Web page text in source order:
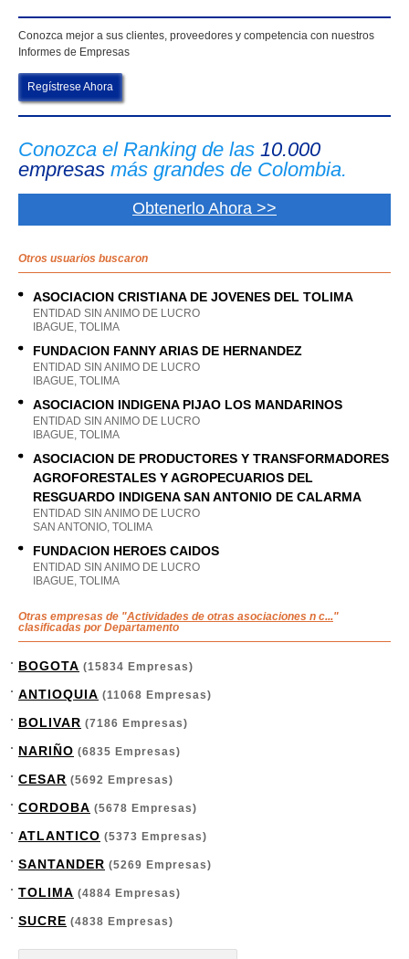
Conozca mejor a sus clientes, proveedores y competencia con nuestros
Informes de Empresas
Regístrese Ahora
Conozca el Ranking de las 10.000
empresas más grandes de Colombia.
Obtenerlo Ahora >>
Otros usuarios buscaron
ASOCIACION CRISTIANA DE JOVENES DEL TOLIMA
ENTIDAD SIN ANIMO DE LUCRO
IBAGUE, TOLIMA
FUNDACION FANNY ARIAS DE HERNANDEZ
ENTIDAD SIN ANIMO DE LUCRO
IBAGUE, TOLIMA
ASOCIACION INDIGENA PIJAO LOS MANDARINOS
ENTIDAD SIN ANIMO DE LUCRO
IBAGUE, TOLIMA
ASOCIACION DE PRODUCTORES Y TRANSFORMADORES
AGROFORESTALES Y AGROPECUARIOS DEL
RESGUARDO INDIGENA SAN ANTONIO DE CALARMA
ENTIDAD SIN ANIMO DE LUCRO
SAN ANTONIO, TOLIMA
FUNDACION HEROES CAIDOS
ENTIDAD SIN ANIMO DE LUCRO
IBAGUE, TOLIMA
Otras empresas de "Actividades de otras asociaciones n c..."
clasificadas por Departamento
BOGOTA (15834 Empresas)
ANTIOQUIA (11068 Empresas)
BOLIVAR (7186 Empresas)
NARIÑO (6835 Empresas)
CESAR (5692 Empresas)
CORDOBA (5678 Empresas)
ATLANTICO (5373 Empresas)
SANTANDER (5269 Empresas)
TOLIMA (4884 Empresas)
SUCRE (4838 Empresas)